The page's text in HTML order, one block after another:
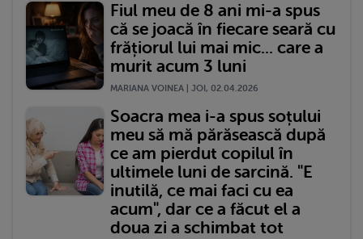
Fiul meu de 8 ani mi-a spus
că se joacă în fiecare seară cu
frățiorul lui mai mic... care a
murit acum 3 luni
MARIANA VOINEA | JOI, 02.04.2026
Soacra mea i-a spus soțului
meu să mă părăsească după
ce am pierdut copilul în
ultimele luni de sarcină. "E
inutilă, ce mai faci cu ea
acum", dar ce a făcut el a
doua zi a schimbat tot